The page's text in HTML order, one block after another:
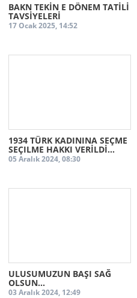
BAKN TEKİN E DÖNEM TATİLİ
TAVSİYELERİ
17 Ocak 2025, 14:52
1934 TÜRK KADININA SEÇME
SEÇILME HAKKI VERİLDİ...
05 Aralık 2024, 08:30
ULUSUMUZUN BAŞI SAĞ
OLSUN...
03 Aralık 2024, 12:49